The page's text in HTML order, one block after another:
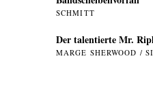
SCHMITT
Der talentierte Mr.
MARGE SHERWOOD /